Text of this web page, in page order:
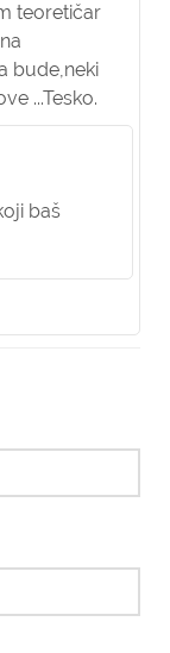
teoretičar
bude,neki
...Tesko.
baš